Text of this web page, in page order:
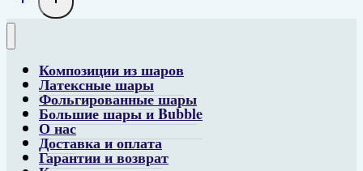
Композиции из шаров
Латексные шары
Фольгированные шары
Большие шары и Bubble
О нас
Доставка и оплата
Гарантии и возврат